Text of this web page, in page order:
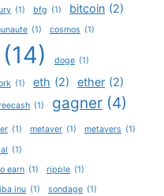
(1) bfg (1) bitcoin (2)
(1) cosmos (1)
(14) doge (1)
(1) eth (2) ether (2)
(1) gagner (4)
(1) metaver (1) metavers (1)
(1)
earn (1) ripple (1)
inu (1) sondage (1)